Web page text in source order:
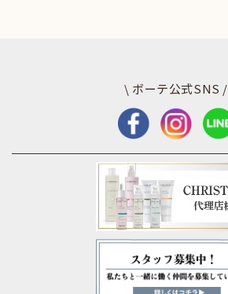
\ ボーテ公式SNS /